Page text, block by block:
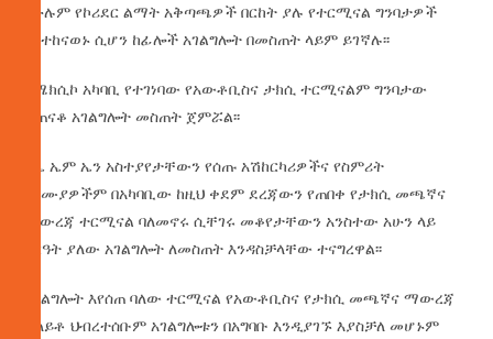
በሁሉም የኮሪደር ልማት አቅጣጫዎች በርከት ያሉ የተርሚናል ግንባታዎች
እየተከናወኑ ሲሆን ከፊሎች አገልግሎት በመስጠት ላይም ይገኛሉ፡፡
በሜክሲኮ አካባቢ የተገነባው የአውቶቢስና ታክሲ ተርሚናልም ግንባታው
ተጠናቆ አገልግሎት መስጠት ጀምሯል፡፡
ለኤ ኤም ኤን አስተያየታቸውን የሰጡ አሽከርካሪዎችና የስምሪት
ባለሙያዎችም በአካባቢው ከዚህ ቀደም ደረጃውን የጠበቀ የታክሲ መጫኛና
ማውረጃ ተርሚናል ባለመኖሩ ሲቸገሩ መቆየታቸውን አንስተው አሁን ላይ
ስርዓት ያለው አገልግሎት ለመስጠት እንዳስቻላቸው ተናግረዋል፡፡
አገልግሎት እየሰጠ ባለው ተርሚናል የአውቶቢስና የታክሲ መጫኛና ማውረጃ
ተለይቶ ህብረተሰቡም አገልግሎቱን በአግባቡ እንዲያገኙ እያስቻለ መሆኑም